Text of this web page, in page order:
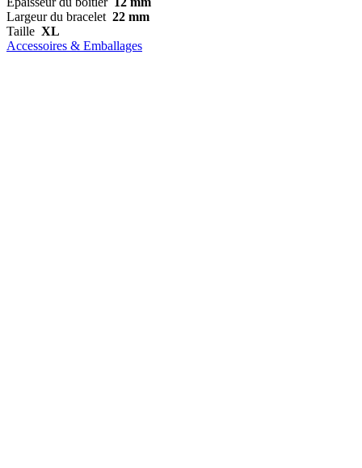
Largeur du bracelet 22 mm
Taille XL
Accessoires & Emballages